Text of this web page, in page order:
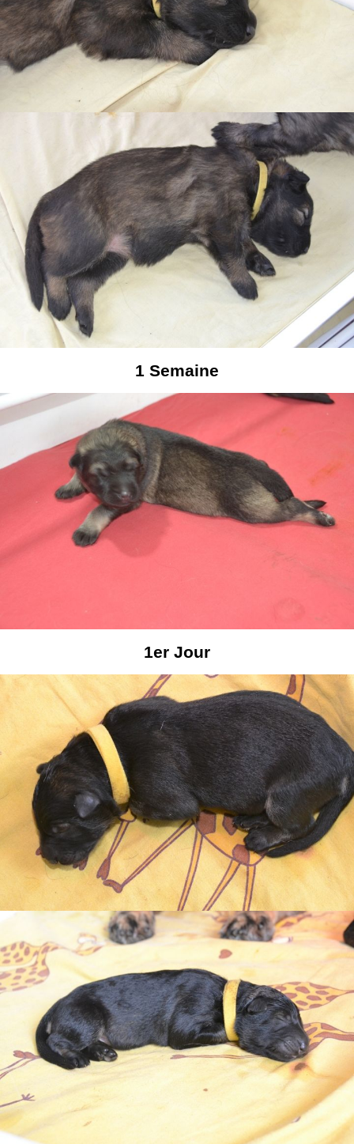
1 Semaine
1er Jour